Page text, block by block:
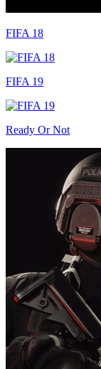
FIFA 18
FIFA 19
Ready Or Not